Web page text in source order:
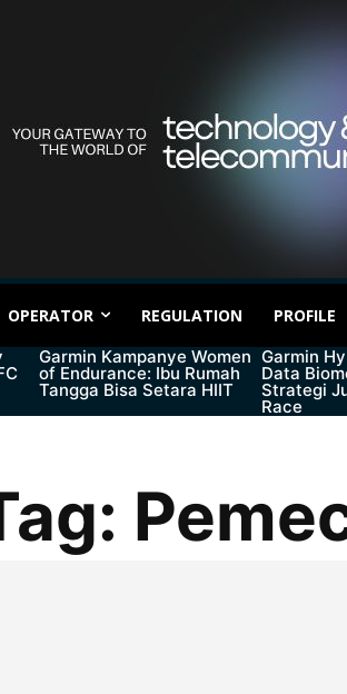
OPERATOR REGULATION PROFILE
Garmin Kampanye Women
of Endurance: Ibu Rumah
Tangga Bisa Setara HIIT
Garmin
Data
Strategi
Race